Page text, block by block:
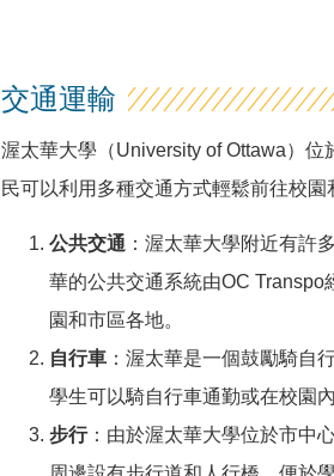
交通運輸
渥太華大學（University of Ottawa）
民可以利用多種交通方式輕鬆前往校園
公共交通 ：渥太華大學附近有許
華的公共交通系統由OC
園和市區各地。
自行車 ：渥太華是一個鼓勵騎自
學生可以騎自行車通勤或在校園
步行：由於渥太華大學位於市中